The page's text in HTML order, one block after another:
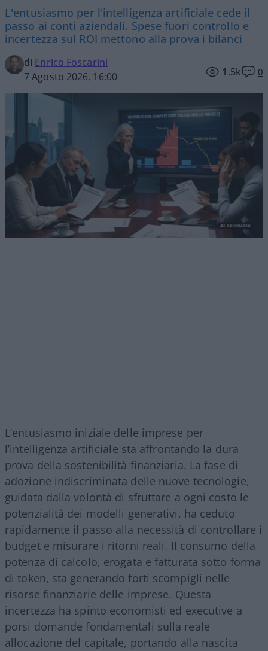
L'entusiasmo per l'intelligenza artificiale cede il
passo ai conti aziendali. Spese fuori controllo e
incertezza sul ROI mettono alla prova i bilanci
di Enrico Foscarini
7 Agosto 2026, 16:00
1.5k 0
L’entusiasmo iniziale delle imprese per
l’intelligenza artificiale sta affrontando la dura
prova della sostenibilità finanziaria. La fase di
adozione indiscriminata delle nuove tecnologie,
guidata dalla volontà di sfruttare a ogni costo le
potenzialità dei modelli generativi, ha ceduto
rapidamente il passo alla necessità di controllare i
budget e misurare i ritorni reali. Il consumo della
potenza di calcolo, erogata e fatturata sotto forma
di token, sta generando forti scompigli nelle
risorse finanziarie delle imprese. Questa
incertezza ha spinto economisti ed executive a
porsi domande fondamentali sulla reale
allocazione del capitale, portando alla nascita